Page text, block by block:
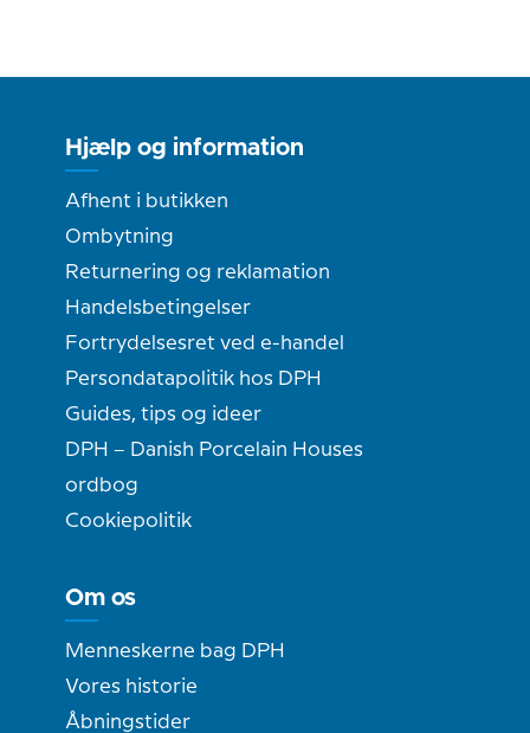
Hjælp og information
Afhent i butikken
Ombytning
Returnering og reklamation
Handelsbetingelser
Fortrydelsesret ved e-handel
Persondatapolitik hos DPH
Guides, tips og ideer
DPH – Danish Porcelain Houses
ordbog
Cookiepolitik
Om os
Menneskerne bag DPH
Vores historie
Åbningstider